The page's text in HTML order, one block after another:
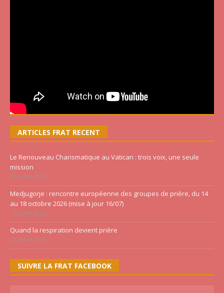
ARTICLES FRAT RECENT
Le Renouveau Charismatique au Vatican : trois voix, une seule
mission
21 juillet 2026
Medjugorje : rencontre européenne des groupes de prière, du 14
au 18 octobre 2026 (mise à jour 16/07)
16 juillet 2026
Quand la respiration devient prière
14 juillet 2026
SUIVRE LA FRAT FACEBOOK